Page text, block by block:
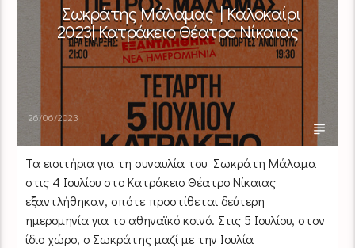
Σωκράτης Μάλαμας | Καλοκαίρι
2023| Κατράκειο Θέατρο Νίκαιας
26/06/2023
Τα εισιτήρια για τη συναυλία του Σωκράτη Μάλαμα
στις 4 Ιουλίου στο Κατράκειο Θέατρο Νίκαιας
εξαντλήθηκαν, οπότε προστίθεται δεύτερη
ημερομηνία για το αθηναϊκό κοινό. Στις 5 Ιουλίου, στον
ίδιο χώρο, ο Σωκράτης μαζί με την Ιουλία